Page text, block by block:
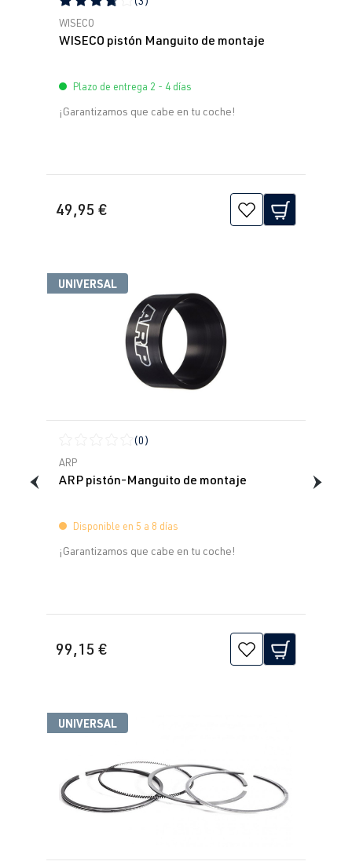
Calificación promedio de 3.67 de 5 estrellas
WISECO
WISECO pistón Manguito de montaje
Plazo de entrega 2 - 4 días
¡Garantizamos que cabe en tu coche!
49,95 €
UNIVERSAL
Calificación promedio de 0 de 5 estrellas
(0)
ARP
ARP pistón-Manguito de montaje
Disponible en 5 a 8 días
¡Garantizamos que cabe en tu coche!
99,15 €
UNIVERSAL